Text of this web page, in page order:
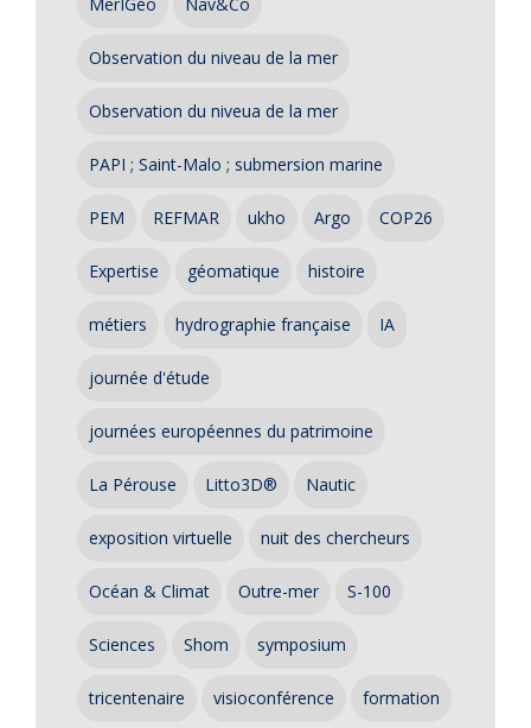
Observation du niveau de la mer
Observation du niveua de la mer
PAPI ; Saint-Malo ; submersion marine
PEM REFMAR ukho Argo COP26
Expertise géomatique histoire
métiers hydrographie française IA
journée d'étude
journées européennes du patrimoine
La Pérouse Litto3D® Nautic
exposition virtuelle nuit des chercheurs
Océan & Climat Outre-mer S-100
Sciences Shom symposium
tricentenaire visioconférence formation